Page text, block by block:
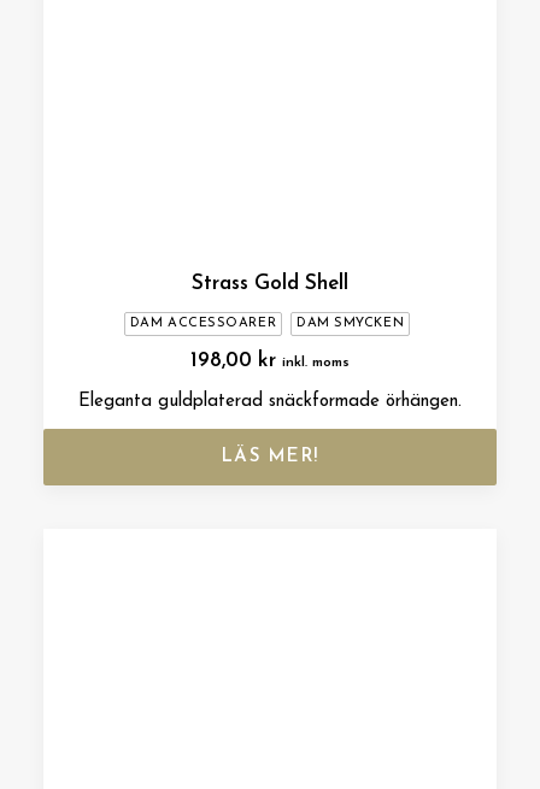
Strass Gold Shell
DAM ACCESSOARER DAM SMYCKEN
198,00 kr inkl. moms
Eleganta guldplaterad snäckformade örhängen.
LÄS MER!